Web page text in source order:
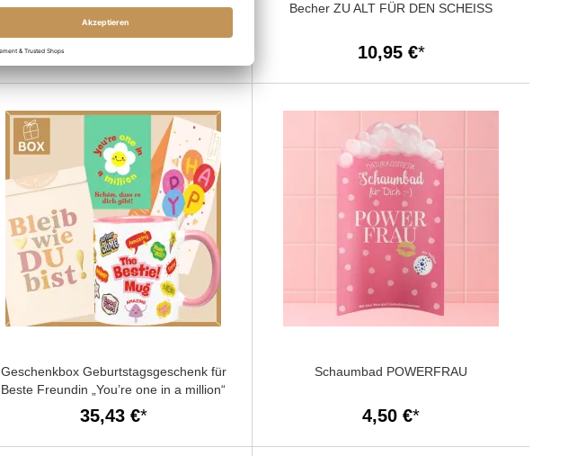
Becher KEIN BOCK AUF GUTE LAUNE Becher ZU ALT FÜR DEN SCHEISS
10,95 €
Geschenkbox Geburtstagsgeschenk für
Beste Freundin „You’re one in a million“
(Set 1)
35,43 €
Schaumbad POWERFRAU
4,50 €